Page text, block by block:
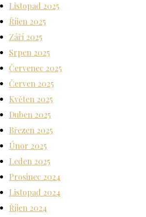
Listopad 2025
Říjen 2025
Září 2025
Srpen 2025
Červenec 2025
Červen 2025
Květen 2025
Duben 2025
Březen 2025
Únor 2025
Leden 2025
Prosinec 2024
Listopad 2024
Říjen 2024